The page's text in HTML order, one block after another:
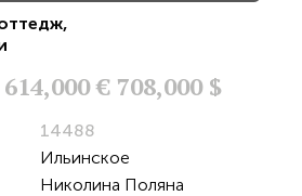
,
614,000 € 708,000 $
14488
Ильинское
Николина Поляна